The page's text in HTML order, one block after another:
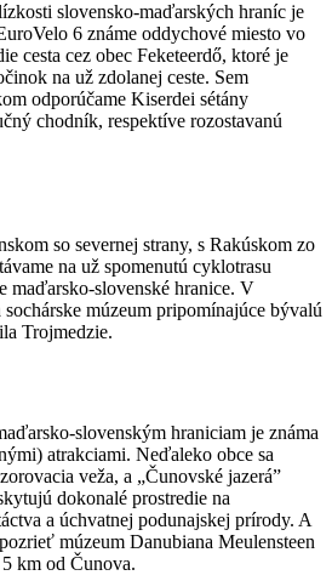
slovensko-maďarských hraníc je
6 známe oddychové miesto vo
cesta cez obec Feketeerdő, ktoré je
na už zdolanej ceste. Sem
odporúčame Kiserdei sétány
chodník, respektíve rozostavanú
so severnej strany, s Rakúskom zo
na už spomenutú cyklotrasu
maďarsko-slovenské hranice. V
múzeum pripomínajúce bývalú
Trojmedzie.
slovenským hraniciam je známa
atrakciami. Neďaleko obce sa
veža, a „Čunovské jazerá”
dokonalé prostredie na
a úchvatnej podunajskej prírody. A
múzeum Danubiana Meulensteen
km od Čunova.